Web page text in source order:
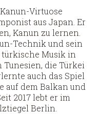
Virtuose
aus Japan. Er
Kanun zu lernen.
Technik und sein
türkische Musik in
Tunesien, die Türkei
auch das Spiel
auf dem Balkan und
2017 lebt er im
Berlin.